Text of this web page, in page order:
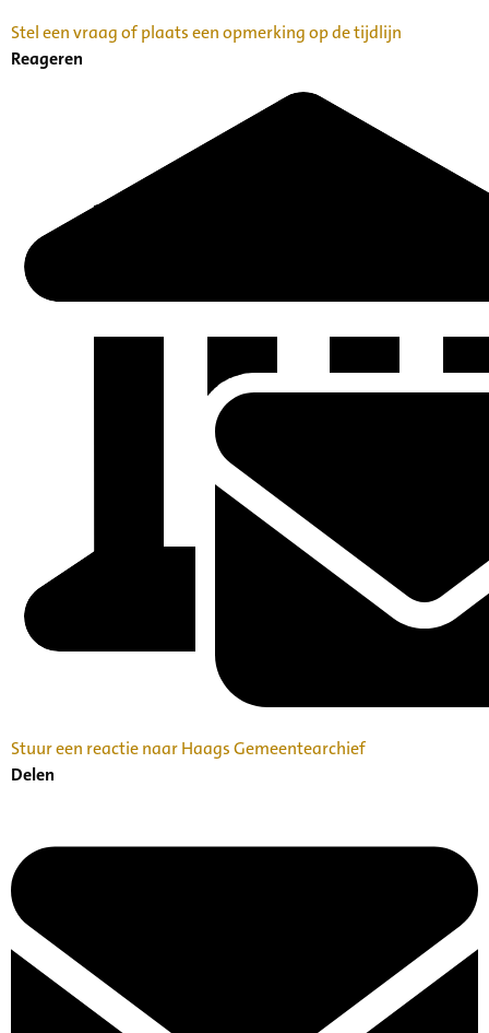
Stel een vraag of plaats een opmerking op de tijdlijn
Reageren
Stuur een reactie naar Haags Gemeentearchief
Delen